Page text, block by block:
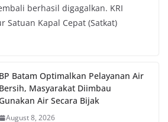
berhasil digagalkan. KRI
Satuan Kapal Cepat (Satkat)
BP Batam Optimalkan Pelayanan Air
Bersih, Masyarakat Diimbau
Air Secara Bijak
August 8, 2026